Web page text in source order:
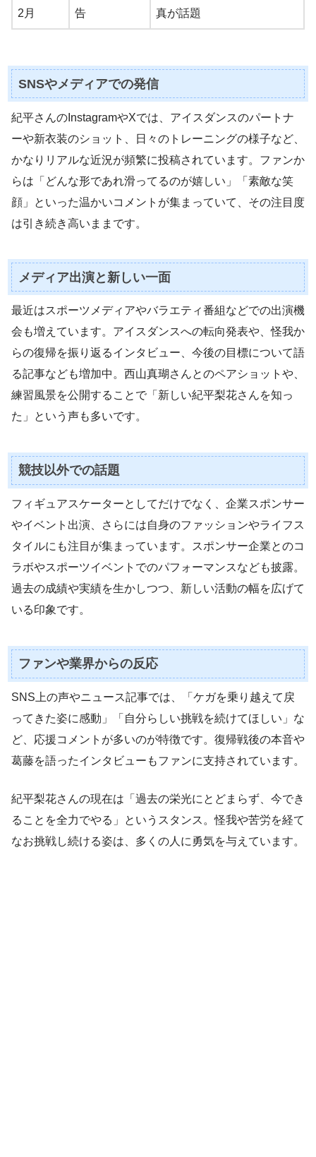
2月
告
真が話題
SNSやメディアでの発信
紀平さんのInstagramやXでは、アイスダンスのパートナ
ーや新衣装のショット、日々のトレーニングの様子など、
かなりリアルな近況が頻繁に投稿されています。ファンか
らは「どんな形であれ滑ってるのが嬉しい」「素敵な笑
顔」といった温かいコメントが集まっていて、その注目度
は引き続き高いままです。
メディア出演と新しい一面
最近はスポーツメディアやバラエティ番組などでの出演機
会も増えています。アイスダンスへの転向発表や、怪我か
らの復帰を振り返るインタビュー、今後の目標について語
る記事なども増加中。西山真瑚さんとのペアショットや、
練習風景を公開することで「新しい紀平梨花さんを知っ
た」という声も多いです。
競技以外での話題
フィギュアスケーターとしてだけでなく、企業スポンサー
やイベント出演、さらには自身のファッションやライフス
タイルにも注目が集まっています。スポンサー企業とのコ
ラボやスポーツイベントでのパフォーマンスなども披露。
過去の成績や実績を生かしつつ、新しい活動の幅を広げて
いる印象です。
ファンや業界からの反応
SNS上の声やニュース記事では、「ケガを乗り越えて戻
ってきた姿に感動」「自分らしい挑戦を続けてほしい」な
ど、応援コメントが多いのが特徴です。復帰戦後の本音や
葛藤を語ったインタビューもファンに支持されています。
紀平梨花さんの現在は「過去の栄光にとどまらず、今でき
ることを全力でやる」というスタンス。怪我や苦労を経て
なお挑戦し続ける姿は、多くの人に勇気を与えています。